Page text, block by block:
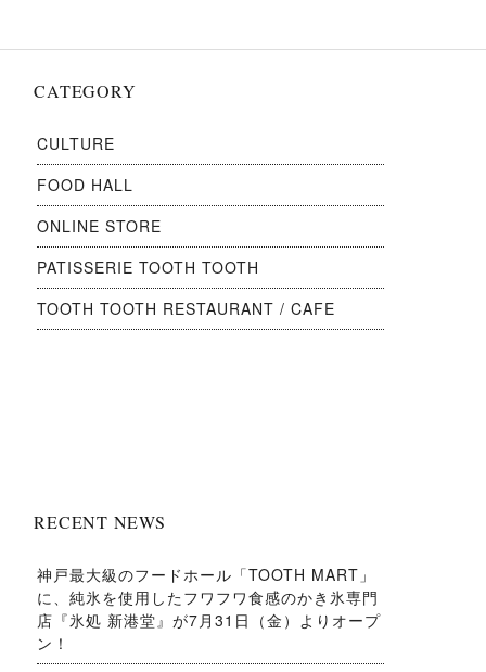
CATEGORY
CULTURE
FOOD HALL
ONLINE STORE
PATISSERIE TOOTH TOOTH
TOOTH TOOTH RESTAURANT / CAFE
RECENT NEWS
神戸最大級のフードホール「TOOTH MART」
に、純氷を使用したフワフワ食感のかき氷専門
店『氷処 新港堂』が7月31日（金）よりオープ
ン！